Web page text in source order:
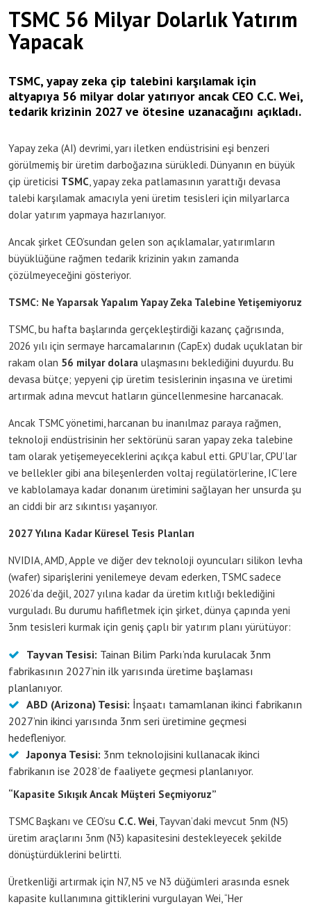
TSMC 56 Milyar Dolarlık Yatırım
Yapacak
TSMC, yapay zeka çip talebini karşılamak için
altyapıya 56 milyar dolar yatırıyor ancak CEO C.C. Wei,
tedarik krizinin 2027 ve ötesine uzanacağını açıkladı.
Yapay zeka (AI) devrimi, yarı iletken endüstrisini eşi benzeri
görülmemiş bir üretim darboğazına sürükledi. Dünyanın en büyük
çip üreticisi TSMC , yapay zeka patlamasının yarattığı devasa
talebi karşılamak amacıyla yeni üretim tesisleri için milyarlarca
dolar yatırım yapmaya hazırlanıyor.
Ancak şirket CEO’sundan gelen son açıklamalar, yatırımların
büyüklüğüne rağmen tedarik krizinin yakın zamanda
çözülmeyeceğini gösteriyor.
TSMC: Ne Yaparsak Yapalım Yapay Zeka Talebine Yetişemiyoruz
TSMC, bu hafta başlarında gerçekleştirdiği kazanç çağrısında,
2026 yılı için sermaye harcamalarının (CapEx) dudak uçuklatan bir
rakam olan 56 milyar dolara ulaşmasını beklediğini duyurdu. Bu
devasa bütçe; yepyeni çip üretim tesislerinin inşasına ve üretimi
artırmak adına mevcut hatların güncellenmesine harcanacak.
Ancak TSMC yönetimi, harcanan bu inanılmaz paraya rağmen,
teknoloji endüstrisinin her sektörünü saran yapay zeka talebine
tam olarak yetişemeyeceklerini açıkça kabul etti. GPU’lar, CPU’lar
ve bellekler gibi ana bileşenlerden voltaj regülatörlerine, IC’lere
ve kablolamaya kadar donanım üretimini sağlayan her unsurda şu
an ciddi bir arz sıkıntısı yaşanıyor.
2027 Yılına Kadar Küresel Tesis Planları
NVIDIA, AMD, Apple ve diğer dev teknoloji oyuncuları silikon levha
(wafer) siparişlerini yenilemeye devam ederken, TSMC sadece
2026’da değil, 2027 yılına kadar da üretim kıtlığı beklediğini
vurguladı. Bu durumu hafifletmek için şirket, dünya çapında yeni
3nm tesisleri kurmak için geniş çaplı bir yatırım planı yürütüyor:
Tayvan Tesisi: Tainan Bilim Parkı’nda kurulacak 3nm
fabrikasının 2027’nin ilk yarısında üretime başlaması
planlanıyor.
ABD (Arizona) Tesisi: İnşaatı tamamlanan ikinci fabrikanın
2027’nin ikinci yarısında 3nm seri üretimine geçmesi
hedefleniyor.
Japonya Tesisi: 3nm teknolojisini kullanacak ikinci
fabrikanın ise 2028’de faaliyete geçmesi planlanıyor.
“Kapasite Sıkışık Ancak Müşteri Seçmiyoruz”
TSMC Başkanı ve CEO’su C.C. Wei , Tayvan’daki mevcut 5nm (N5)
üretim araçlarını 3nm (N3) kapasitesini destekleyecek şekilde
dönüştürdüklerini belirtti.
Üretkenliği artırmak için N7, N5 ve N3 düğümleri arasında esnek
kapasite kullanımına gittiklerini vurgulayan Wei, “Her